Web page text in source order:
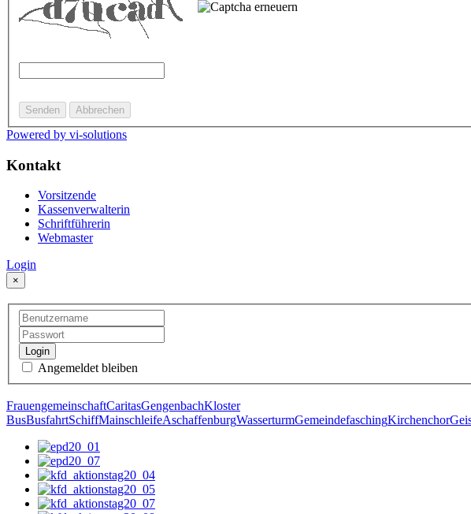
Powered by vi-solutions
Kontakt
Vorsitzende
Kassenverwalterin
Schriftführerin
Webmaster
Login
×
Login
Angemeldet bleiben
FrauengemeinschaftCaritasGengenbachKloster
BusBusfahrtSchiffMainschleifeAschaffenburgWasserturmGemeindefaschingKirchenchor